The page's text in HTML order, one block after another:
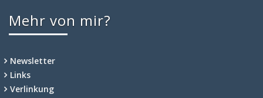
Mehr von mir?
Newsletter
Links
Verlinkung